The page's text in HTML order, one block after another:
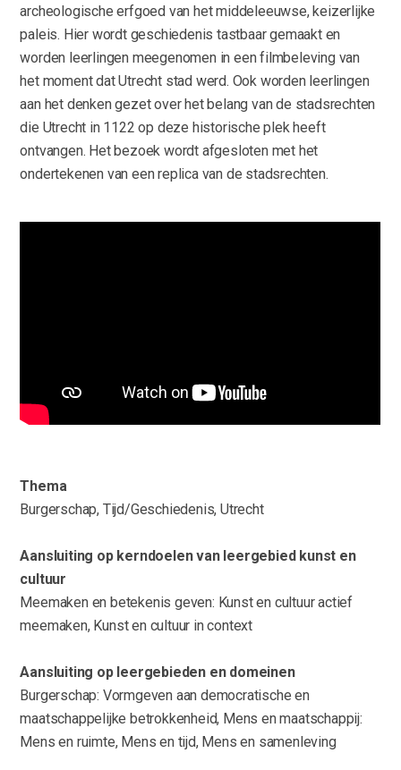
archeologische erfgoed van het middeleeuwse, keizerlijke
paleis. Hier wordt geschiedenis tastbaar gemaakt en
worden leerlingen meegenomen in een filmbeleving van
het moment dat Utrecht stad werd. Ook worden leerlingen
aan het denken gezet over het belang van de stadsrechten
die Utrecht in 1122 op deze historische plek heeft
ontvangen. Het bezoek wordt afgesloten met het
ondertekenen van een replica van de stadsrechten.
Thema
Burgerschap, Tijd/Geschiedenis, Utrecht
Aansluiting op kerndoelen van leergebied kunst en
cultuur
Meemaken en betekenis geven: Kunst en cultuur actief
meemaken, Kunst en cultuur in context
Aansluiting op leergebieden en domeinen
Burgerschap: Vormgeven aan democratische en
maatschappelijke betrokkenheid, Mens en maatschappij:
Mens en ruimte, Mens en tijd, Mens en samenleving